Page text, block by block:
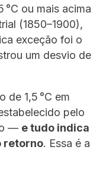
°C ou mais acima
(1850–1900),
exceção foi o
um desvio de
de 1,5 °C em
pelo
— e tudo indica
retorno. Essa é a